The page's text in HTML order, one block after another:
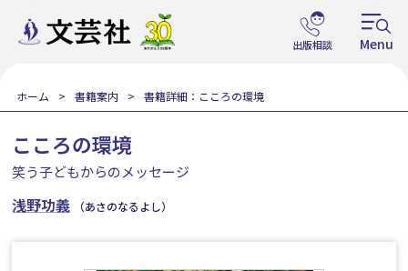
ホーム 書籍案内 書籍詳細：こころの環境
こころの環境
笑う子どもからのメッセージ
浅野功義 （あさのなるよし）